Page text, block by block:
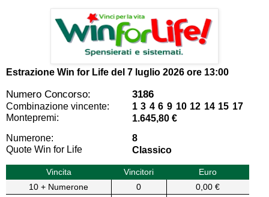
Estrazione Win for Life del 7 luglio 2026 ore 13:00
Numero Concorso: 3186
Combinazione vincente:
1 3 4 6 9 10 12 14 15 17
Montepremi:
1.645,80 €
Numerone:
8
Quote Win for Life
Classico
Vincita Vincitori
Euro
10 + Numerone
0
0,00 €